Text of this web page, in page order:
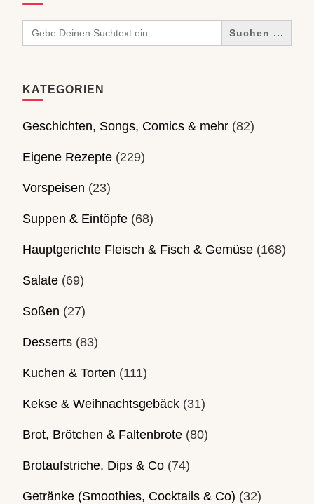
Search
for:
KATEGORIEN
Geschichten, Songs, Comics & mehr (82)
Eigene Rezepte (229)
Vorspeisen (23)
Suppen & Eintöpfe (68)
Hauptgerichte Fleisch & Fisch & Gemüse (168)
Salate (69)
Soßen (27)
Desserts (83)
Kuchen & Torten (111)
Kekse & Weihnachtsgebäck (31)
Brot, Brötchen & Faltenbrote (80)
Brotaufstriche, Dips & Co (74)
Getränke (Smoothies, Cocktails & Co) (32)